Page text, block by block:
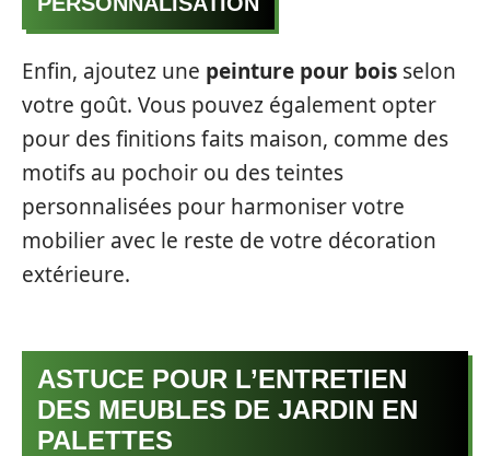
Enfin, ajoutez une peinture pour bois selon
votre goût. Vous pouvez également opter
pour des finitions faits maison, comme des
motifs au pochoir ou des teintes
personnalisées pour harmoniser votre
mobilier avec le reste de votre décoration
extérieure.
ASTUCE POUR L’ENTRETIEN
DES MEUBLES DE JARDIN EN
PALETTES